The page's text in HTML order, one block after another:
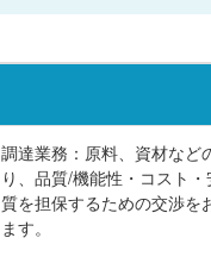
調達業務：原料、資材など
り、品質/機能性・コスト
質を担保するための交渉を
ます。